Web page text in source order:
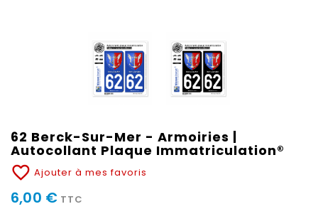
62 Berck-Sur-Mer - Armoiries |
Autocollant Plaque Immatriculation®
favorite_border Ajouter à mes favoris
6,00 € TTC